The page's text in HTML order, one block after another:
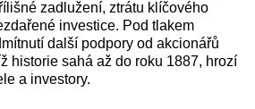
zadlužení, ztrátu klíčového
investice. Pod tlakem
další podpory od akcionářů
historie sahá až do roku 1887, hrozí
a investory.